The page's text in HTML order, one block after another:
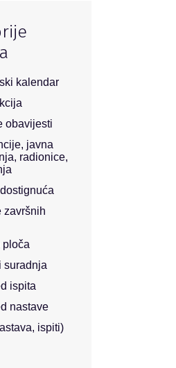
kalendar
obavijesti
javna
radionice,
završnih
ploča
suradnja
ispita
nastave
ispiti)